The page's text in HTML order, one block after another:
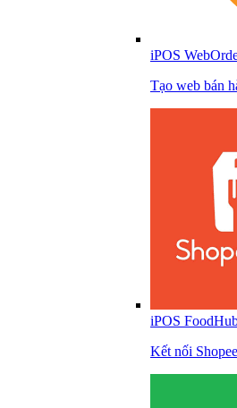
iPOS
Tạo web bán
iPOS
Kết nối